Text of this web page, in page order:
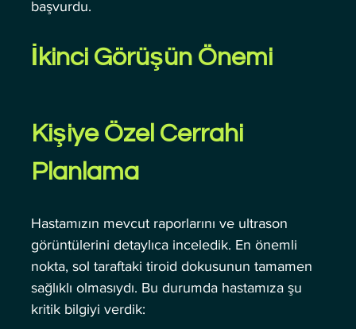
başvurdu.
İkinci Görüşün Önemi
Kişiye Özel Cerrahi
Planlama
Hastamızın mevcut raporlarını ve ultrason
görüntülerini detaylıca inceledik. En önemli
nokta, sol taraftaki tiroid dokusunun tamamen
sağlıklı olmasıydı. Bu durumda hastamıza şu
kritik bilgiyi verdik: